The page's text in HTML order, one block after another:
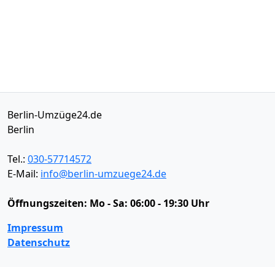
Berlin-Umzüge24.de
Berlin
Tel.: 030-57714572
E-Mail: info@berlin-umzuege24.de
Öffnungszeiten: Mo - Sa: 06:00 - 19:30 Uhr
Impressum
Datenschutz